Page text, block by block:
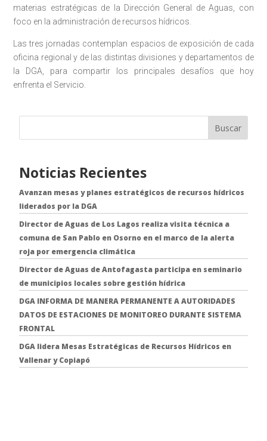
materias estratégicas de la Dirección General de Aguas, con
foco en la administración de recursos hídricos.
Las tres jornadas contemplan espacios de exposición de cada
oficina regional y de las distintas divisiones y departamentos de
la DGA, para compartir los principales desafíos que hoy
enfrenta el Servicio.
Buscar
Noticias Recientes
Avanzan mesas y planes estratégicos de recursos hídricos
liderados por la DGA
Director de Aguas de Los Lagos realiza visita técnica a
comuna de San Pablo en Osorno en el marco de la alerta
roja por emergencia climática
Director de Aguas de Antofagasta participa en seminario
de municipios locales sobre gestión hídrica
DGA INFORMA DE MANERA PERMANENTE A AUTORIDADES
DATOS DE ESTACIONES DE MONITOREO DURANTE SISTEMA
FRONTAL
DGA lidera Mesas Estratégicas de Recursos Hídricos en
Vallenar y Copiapó